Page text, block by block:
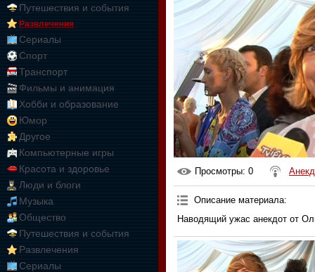
Путешествия и события
Развлечения
Сериалы
Спорт
Транспорт
Фильмы и анимация
Хобби и образование
Юмор
Другое
Компьютерные игры
Красота и здоровье
Люди и блоги
Музыка
Общество
Путешествия и события
Развлечения
Сериалы
Просмотры: 0
Описание материала:
Наводящий ужас анекдот от